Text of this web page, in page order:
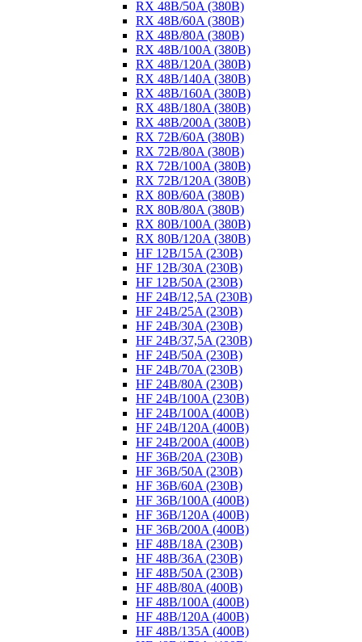
RX 48B/50A (380B)
RX 48B/60A (380B)
RX 48B/80A (380B)
RX 48B/100A (380B)
RX 48B/120A (380B)
RX 48B/140A (380B)
RX 48B/160A (380B)
RX 48B/180A (380B)
RX 48B/200A (380B)
RX 72B/60A (380B)
RX 72B/80A (380B)
RX 72B/100A (380B)
RX 72B/120A (380B)
RX 80B/60A (380B)
RX 80B/80A (380B)
RX 80B/100A (380B)
RX 80B/120A (380B)
HF 12B/15A (230B)
HF 12B/30A (230B)
HF 12B/50A (230B)
HF 24B/12,5A (230B)
HF 24B/25A (230B)
HF 24B/30A (230B)
HF 24B/37,5A (230B)
HF 24B/50A (230B)
HF 24B/70A (230B)
HF 24B/80A (230B)
HF 24B/100A (230B)
HF 24B/100A (400B)
HF 24B/120A (400B)
HF 24B/200A (400B)
HF 36B/20A (230B)
HF 36B/50A (230B)
HF 36B/60A (230B)
HF 36B/100A (400B)
HF 36B/120A (400B)
HF 36B/200A (400B)
HF 48B/18A (230B)
HF 48B/36A (230B)
HF 48B/50A (230B)
HF 48B/80A (400B)
HF 48B/100A (400B)
HF 48B/120A (400B)
HF 48B/135A (400B)